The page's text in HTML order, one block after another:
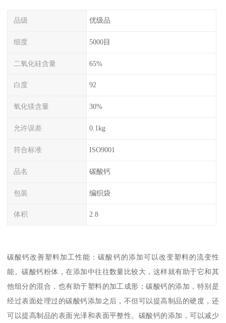
品级 优级品
细度 5000目
二氧化硅含量 65%
白度 92
氧化镁含量 30%
允许误差 0.1kg
符合标准 ISO9001
品名 碳酸钙
包装 编织袋
体积 2.8
碳酸钙改善塑料加工性能：碳酸钙的添加可以改变塑料的流变性
能。碳酸钙粉体，在添加中往往数量比较大，这样就有助于它和其
他组分的混合，也有助于塑料的加工成形；碳酸钙的添加，特别是
经过表面处理过的碳酸钙添加之后，不但可以提高制品的硬度，还
可以提高制品的表面光泽和表面平整性。碳酸钙的添加，可以减少